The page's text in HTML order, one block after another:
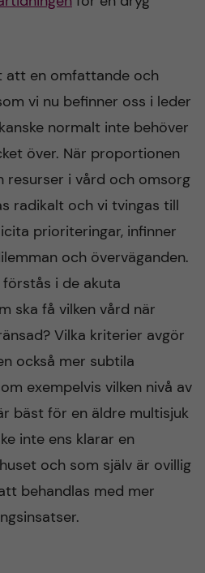
att en omfattande och
vi nu befinner oss i leder
normalt inte behöver
över. När proportionen
resurser i vård och omsorg
radikalt och vi tvingas till
prioriteringar, infinner
och överväganden.
i de akuta
ska få vilken vård när
Vilka kriterier avgör
också mer subtila
exempelvis vilken nivå av
bäst för en äldre multisjuk
inte ens klarar en
och som själv är ovillig
behandlas med mer